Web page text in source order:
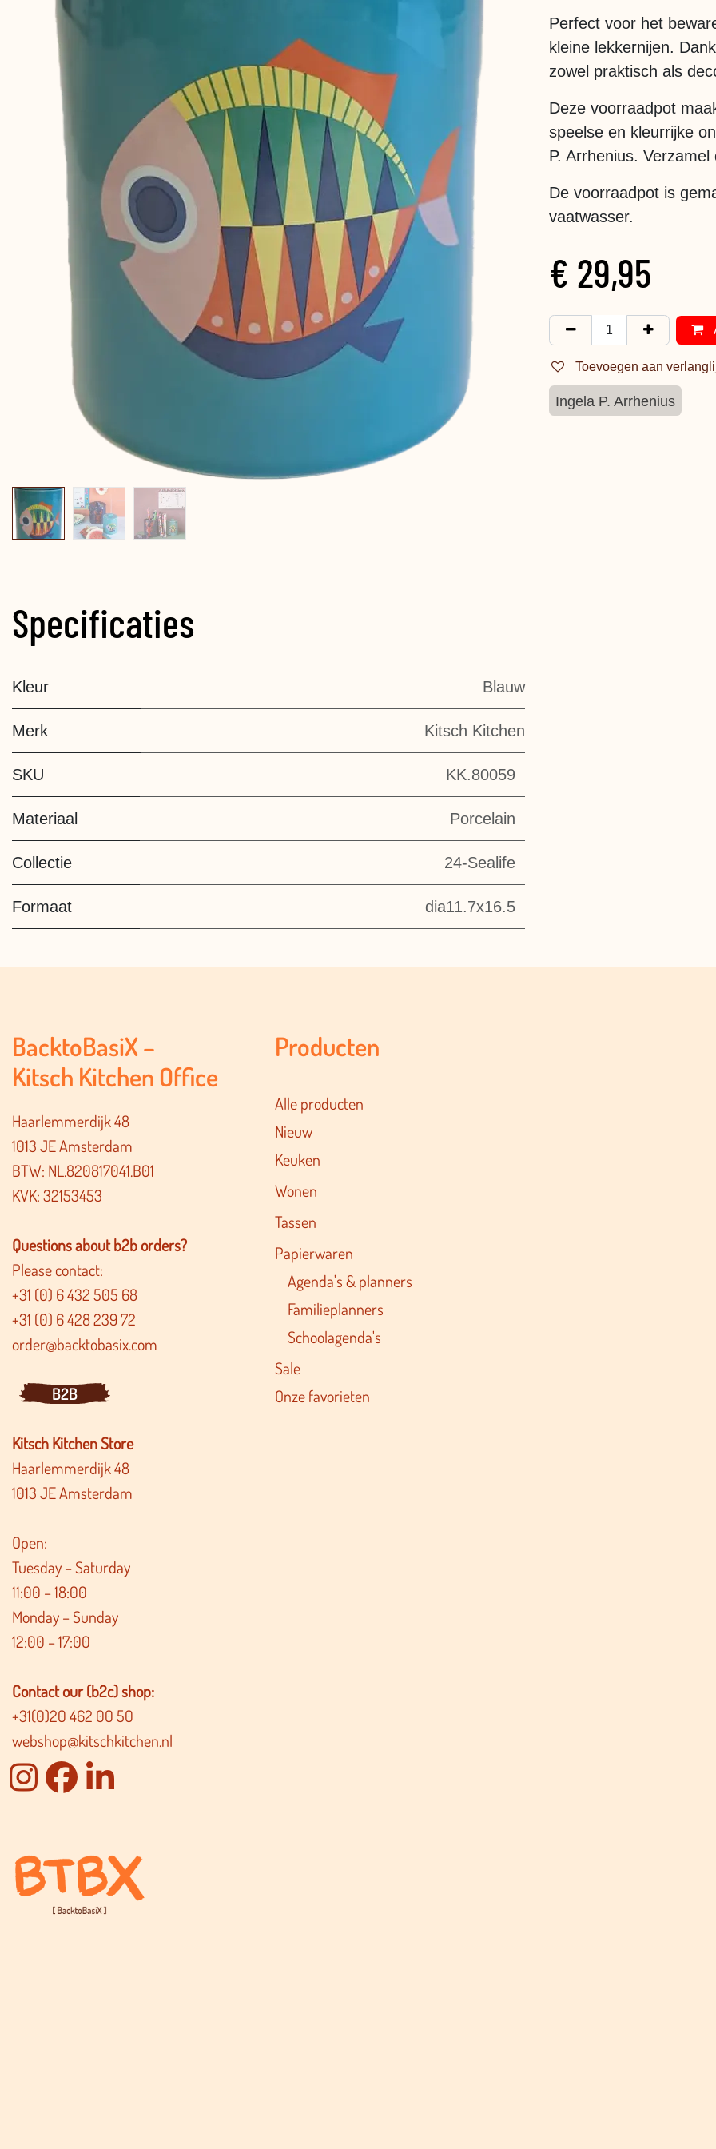
Perfect voor het
kleine lekkernijen.
zowel praktisch als
Deze voorraadpot
speelse en kleurrijke
P. Arrhenius.
De voorraadpot is
vaatwasser.
€ 29,95
Toevoegen aan
Ingela P. Arrhenius
Specificaties
Kleur Blauw
Merk Kitsch Kitchen
SKU KK.80059
Materiaal Porcelain
Collectie 24-Sealife
Formaat dia11.7x16.5
BacktoBasiX –
Kitsch Kitchen Office
Haarlemmerdijk 48
1013 JE Amsterdam
BTW: NL.820817041.B01
KVK: 32153453
Questions about b2b orders?
Please contact:
+31 (0) 6 432 505 68
+31 (0) 6 428 239 72
order@backtobasix.com
B2B
Kitsch Kitchen Store
Haarlemmerdijk 48
1013 JE Amsterdam
Open:
Tuesday – Saturday
11:00 – 18:00
Monday – Sunday
12:00 – 17:00
Contact our (b2c) shop:
+31(0)20 462 00 50
webshop@kitschkitchen.nl
Producten
Alle producten
Nieuw
Keuken
Wonen
Tassen
Papierwaren
Agenda's & planners
Familieplanners
Schoolagenda's
Sale
Onze favorieten